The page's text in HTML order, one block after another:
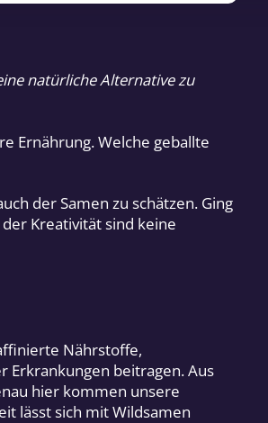
natürliche Alternative zu
Ernährung. Welche geballte
der Samen zu schätzen. Ging
Kreativität sind keine
Nährstoffe,
Erkrankungen beitragen. Aus
hier kommen unsere
lässt sich mit Wildsamen